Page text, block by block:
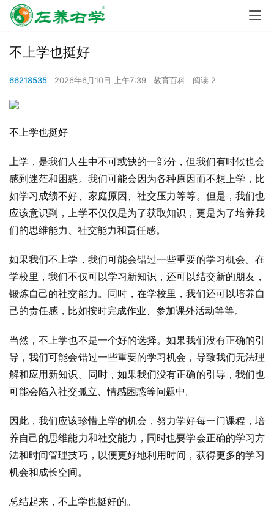
不上学也挺好
66218535 2026年6月10日 上午7:39 教育百科 阅读 2
不上学也挺好
上学，是我们人生中不可或缺的一部分，但我们有时候也会
感到迷茫和困惑。我们可能会因为各种原因而不想上学，比
如学习成绩不好、家庭原因、社交压力等等。但是，我们也
应该意识到，上学不仅仅是为了获取知识，更是为了培养我
们的思维能力、社交能力和责任感。
如果我们不上学，我们可能会错过一些重要的学习机会。在
学校里，我们不仅可以学习新知识，还可以结交新的朋友，
锻炼自己的社交能力。同时，在学校里，我们还可以培养自
己的责任感，比如按时完成作业、参加课外活动等等。
当然，不上学也不是一个好的选择。如果我们没有正确的引
导，我们可能会错过一些重要的学习机会，导致我们无法理
解和应用新知识。同时，如果我们没有正确的引导，我们也
可能会陷入社交孤立、情感困惑等问题中。
因此，我们应该珍惜上学的机会，努力学好每一门课程，培
养自己的思维能力和社交能力，同时也要学会正确的学习方
法和时间管理技巧，以便更好地利用时间，获得更多的学习
机会和成长空间。
总结起来，不上学也挺好的。